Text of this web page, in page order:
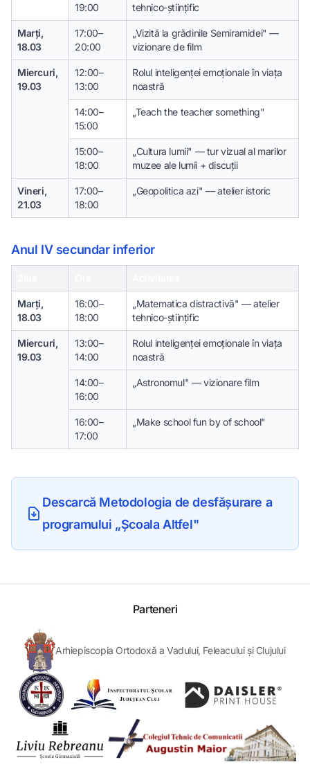
19:00
tehnico-științific
Marți,
18.03
17:00–
20:00
„Vizită la grădinile Semiramidei" —
vizionare de film
Miercuri,
19.03
12:00–
13:00
Rolul inteligenței emoționale în viața
noastră
14:00–
15:00
„Teach the teacher something"
15:00–
18:00
„Cultura lumii" — tur vizual al marilor
muzee ale lumii + discuții
Vineri,
21.03
17:00–
18:00
„Geopolitica azi" — atelier istoric
Anul IV secundar inferior
Marți,
18.03
16:00–
18:00
„Matematica distractivă" — atelier
tehnico-științific
Miercuri,
19.03
13:00–
14:00
Rolul inteligenței emoționale în viața
noastră
14:00–
16:00
„Astronomul" — vizionare film
16:00–
17:00
„Make school fun by of school"
Descarcă Metodologia de desfășurare a
programului „Școala Altfel"
Parteneri
Arhiepiscopia Ortodoxă a Vadului, Feleacului și Clujului